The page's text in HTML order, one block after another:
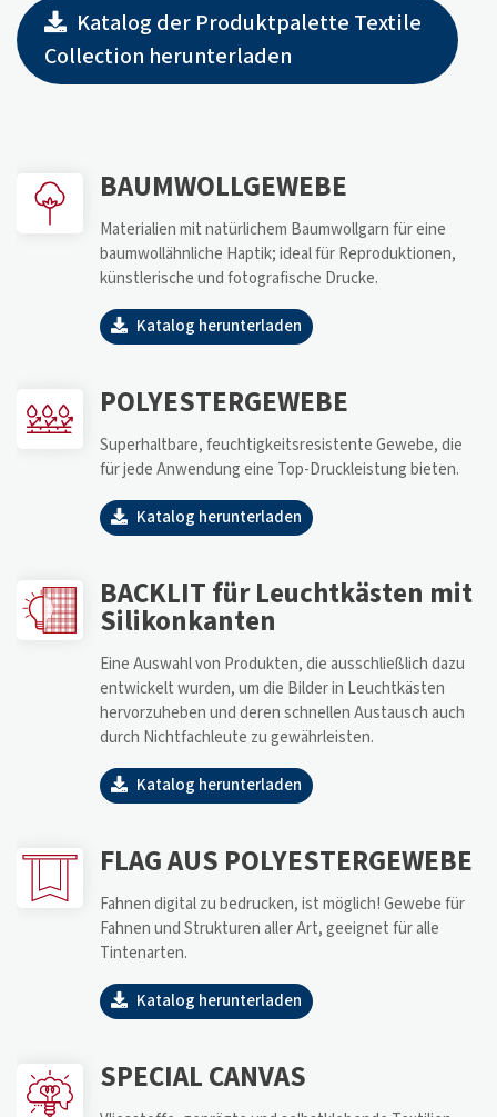
Katalog der Produktpalette Textile
Collection herunterladen
BAUMWOLLGEWEBE
Materialien mit natürlichem Baumwollgarn für eine
baumwollähnliche Haptik; ideal für Reproduktionen,
künstlerische und fotografische Drucke.
Katalog herunterladen
POLYESTERGEWEBE
Superhaltbare, feuchtigkeitsresistente Gewebe, die
für jede Anwendung eine Top-Druckleistung bieten.
Katalog herunterladen
BACKLIT für Leuchtkästen mit
Silikonkanten
Eine Auswahl von Produkten, die ausschließlich dazu
entwickelt wurden, um die Bilder in Leuchtkästen
hervorzuheben und deren schnellen Austausch auch
durch Nichtfachleute zu gewährleisten.
Katalog herunterladen
FLAG AUS POLYESTERGEWEBE
Fahnen digital zu bedrucken, ist möglich! Gewebe für
Fahnen und Strukturen aller Art, geeignet für alle
Tintenarten.
Katalog herunterladen
SPECIAL CANVAS